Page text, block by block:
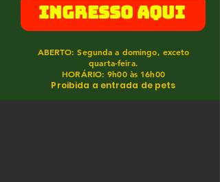
INGRESSO AQUI
ABERTO: Segunda a domingo, exceto
quarta-feira.
HORÁRIO: 9h00 às 16h00
Proibida a entrada de pets